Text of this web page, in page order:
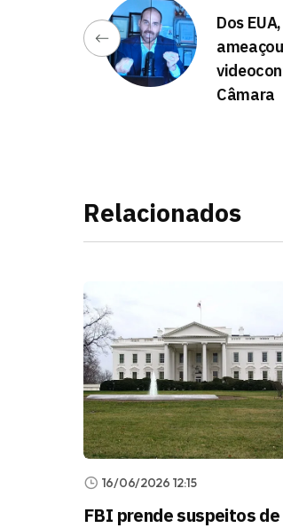
Dos
Câmara
Relacionados
16/06/2026 12:15
FBI prende suspeitos de